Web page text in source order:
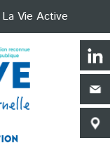
Vie Active